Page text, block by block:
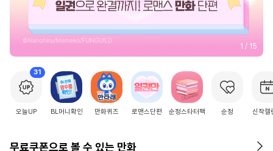
2 / 15
31
오늘UP BL머니확인 만화퀴즈 로맨스단편 순정스타터팩 순정 신작캘
무료쿠폰으로 볼 수 있는 만화